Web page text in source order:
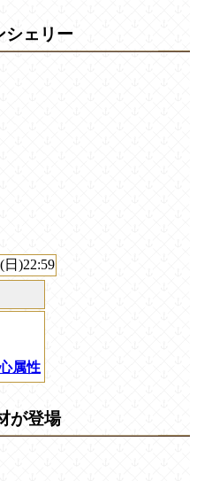
シェリー
日)22:59
属性
が登場